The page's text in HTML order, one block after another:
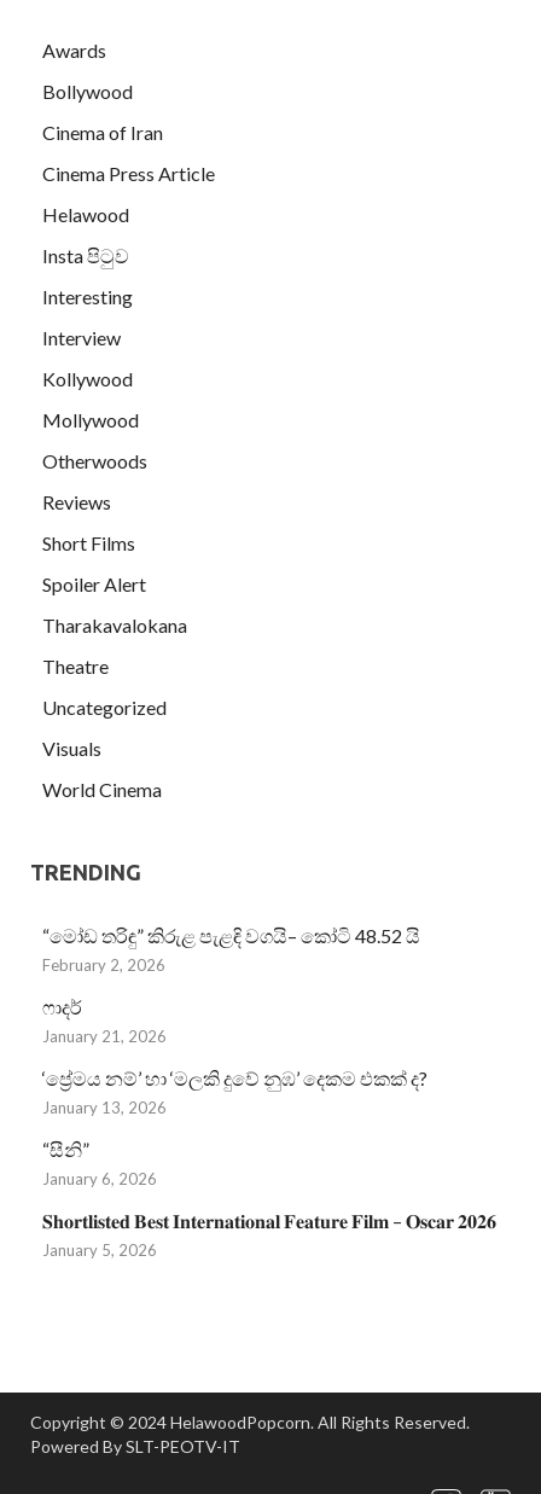
Awards
Bollywood
Cinema of Iran
Cinema Press Article
Helawood
Insta පිටුව
Interesting
Interview
Kollywood
Mollywood
Otherwoods
Reviews
Short Films
Spoiler Alert
Tharakavalokana
Theatre
Uncategorized
Visuals
World Cinema
TRENDING
“මෝඩ තරිඳු” කිරුළ පැළඳි වගයි– කෝටි 48.52 යි
February 2, 2026
ෆාදර්
January 21, 2026
‘ප්‍රේමය නම්’ හා ‘මලකි දුවේ නුඹ’ දෙකම එකක් ද?
January 13, 2026
“සීනි”
January 6, 2026
𝐒𝐡𝐨𝐫𝐭𝐥𝐢𝐬𝐭𝐞𝐝 𝐁𝐞𝐬𝐭 𝐈𝐧𝐭𝐞𝐫𝐧𝐚𝐭𝐢𝐨𝐧𝐚𝐥 𝐅𝐞𝐚𝐭𝐮𝐫𝐞 𝐅𝐢𝐥𝐦 – 𝐎𝐬𝐜𝐚𝐫 𝟐𝟎𝟐𝟔
January 5, 2026
Copyright © 2024 HelawoodPopcorn. All Rights Reserved.
Powered By SLT-PEOTV-IT